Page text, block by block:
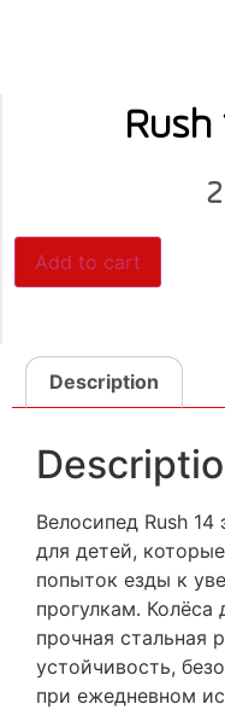
Rush
Add to cart
Description
Велосипед Rush
для детей,
попыток езды к
прогулкам.
прочная стальная
устойчивость,
при ежедневном